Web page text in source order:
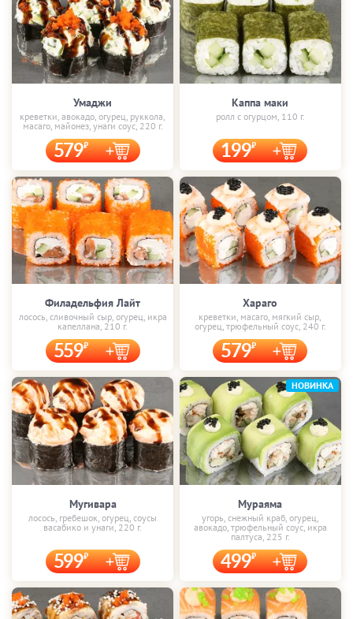
Умаджи
креветки, авокадо, огурец, руккола,
масаго, майонез, унаги соус, 220 г.
579
Каппа маки
ролл с огурцом, 110 г.
199
Филадельфия Лайт
лосось, сливочный сыр, огурец, икра
капеллана, 210 г.
559
Хараго
креветки, масаго, мягкий сыр,
огурец, трюфельный соус, 240 г.
579
Мугивара
лосось, гребешок, огурец, соусы
васабико и унаги, 220 г.
599
Мураяма
угорь, снежный краб, огурец,
авокадо, трюфельный соус, икра
палтуса, 225 г.
499
НОВИНКА